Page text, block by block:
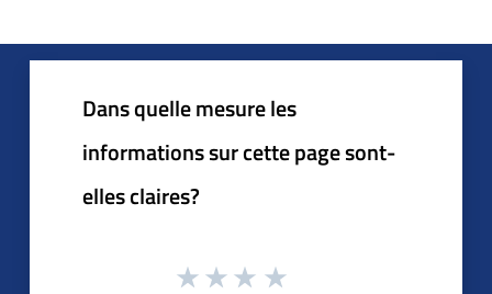
Dans quelle mesure les
informations sur cette page sont-
elles claires?